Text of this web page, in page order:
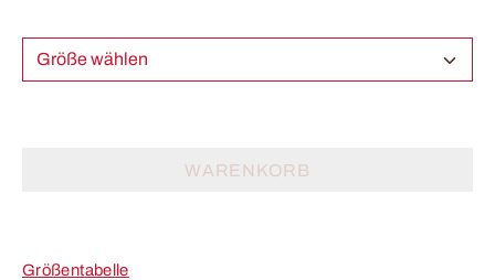
Größe wählen
WARENKORB
Größentabelle